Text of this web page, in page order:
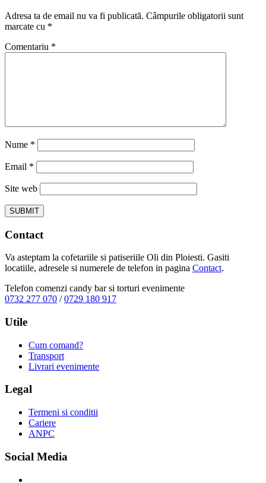
Adresa ta de email nu va fi publicată. Câmpurile obligatorii sunt
marcate cu *
Comentariu *
Nume *
Email *
Site web
Contact
Va asteptam la cofetariile si patiseriile Oli din Ploiesti. Gasiti
locatiile, adresele si numerele de telefon in pagina Contact.
Telefon comenzi candy bar si torturi evenimente
0732 277 070 /0729 180 917
Utile
Cum comand?
Transport
Livrari evenimente
Legal
Termeni si conditii
Cariere
ANPC
Social Media